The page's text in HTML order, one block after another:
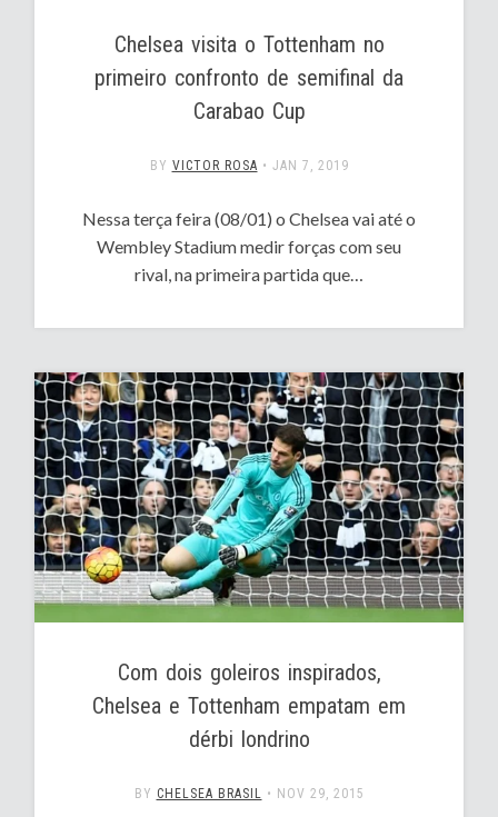
Chelsea visita o Tottenham no
primeiro confronto de semifinal da
Carabao Cup
BY VICTOR ROSA • JAN 7, 2019
Nessa terça feira (08/01) o Chelsea vai até o
Wembley Stadium medir forças com seu
rival, na primeira partida que…
Com dois goleiros inspirados,
Chelsea e Tottenham empatam em
dérbi londrino
BY CHELSEA BRASIL • NOV 29, 2015